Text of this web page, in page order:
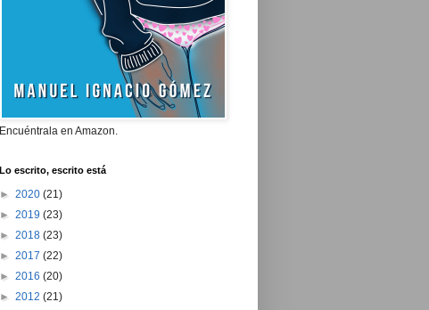
Encuéntrala en Amazon.
Lo escrito, escrito está
► 2020 (21)
► 2019 (23)
► 2018 (23)
► 2017 (22)
► 2016 (20)
► 2012 (21)